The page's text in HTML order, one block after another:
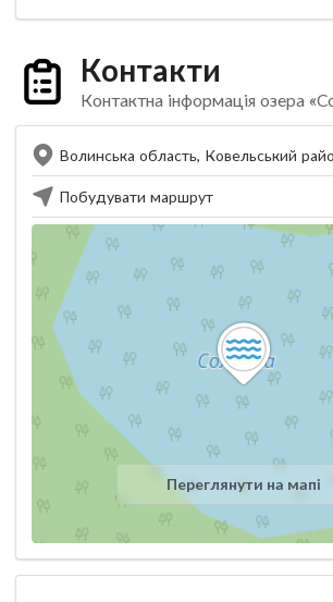
Контакти
Контактна інформація озера
Волинська область, Ковельський
Побудувати маршрут
Переглянути на мапі